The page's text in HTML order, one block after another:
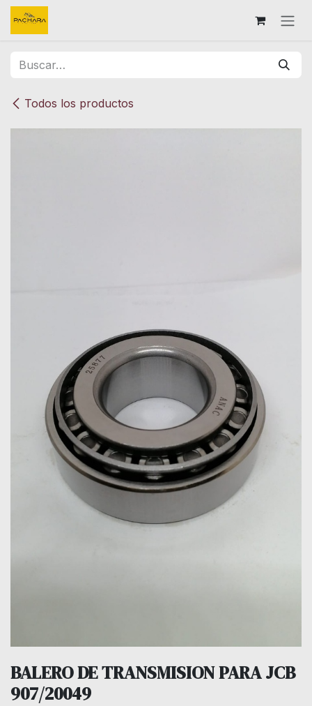
Ir al contenido
Todos los productos
BALERO DE TRANSMISION PARA JCB
907/20049